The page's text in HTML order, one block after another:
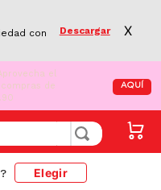
con
Descargar X
el
de
AQUÍ
Elegir